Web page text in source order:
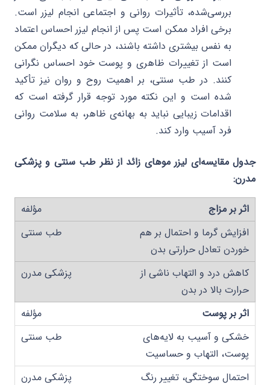
بررسی‌شده، تأثیرات روانی و اجتماعی انجام لیزر است.
برخی افراد ممکن است پس از انجام لیزر احساس اعتماد
به نفس بیشتری داشته باشند، در حالی که دیگران ممکن
است از تغییرات ظاهری و پوست خود احساس نگرانی
کنند. در طب سنتی، بر اهمیت روح و روان نیز تأکید
شده است و این نکته مورد توجه قرار گرفته است که
اقدامات زیبایی نباید به بهانه‌ی ظاهر، به سلامت روانی
فرد آسیب وارد کند.
جدول مقایسه‌ای لیزر موهای زائد از نظر طب سنتی و پزشکی
مدرن:
اثر بر مزاج
افزایش گرما و احتمال بر هم
خوردن تعادل حرارتی بدن
کاهش درد و التهاب ناشی از
حرارت بالا در بدن
اثر بر پوست
خشکی و آسیب به لایه‌های
پوست، التهاب و حساسیت
احتمال سوختگی، تغییر رنگ